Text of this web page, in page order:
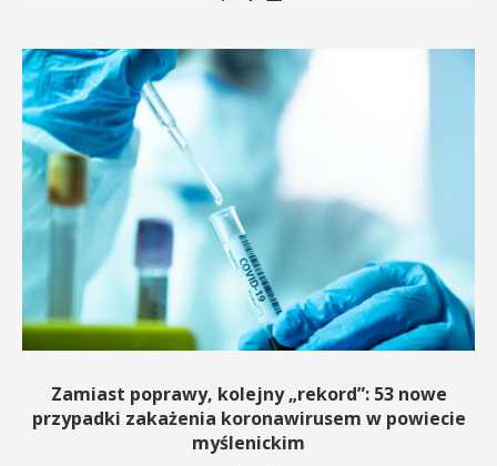
Zamiast poprawy, kolejny „rekord”: 53 nowe
przypadki zakażenia koronawirusem w powiecie
myślenickim